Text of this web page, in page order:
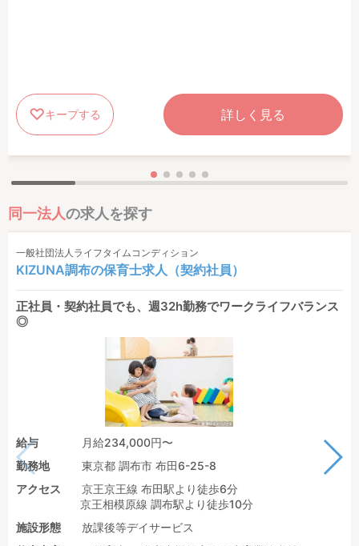
キープする 詳しく見る
同一法人の求人を探す
一般社団法人ライフタイムコンディション
KIZUNA調布の保育士求人（契約社員）
正社員・契約社員でも、週32h勤務でワークライフバランス
◎
給与
月給234,000円〜
勤務地
東京都 調布市 布田6-25-8
アクセス
京王京王線 布田駅より徒歩6分
京王相模原線 調布駅より徒歩10分
施設形態
放課後等デイサービス